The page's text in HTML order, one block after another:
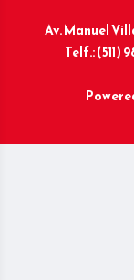
Av. Manuel
Telf.: (511)